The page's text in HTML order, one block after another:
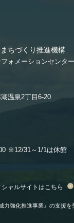
ちづくり推進機構
ォメーションセンター
温泉2丁目6-20
※12/31～1/1は休館
ャルサイトはこちら
力強化推進事業』の支援を